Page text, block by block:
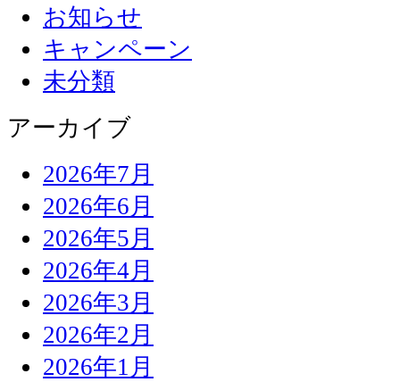
お知らせ
キャンペーン
未分類
アーカイブ
2026年7月
2026年6月
2026年5月
2026年4月
2026年3月
2026年2月
2026年1月